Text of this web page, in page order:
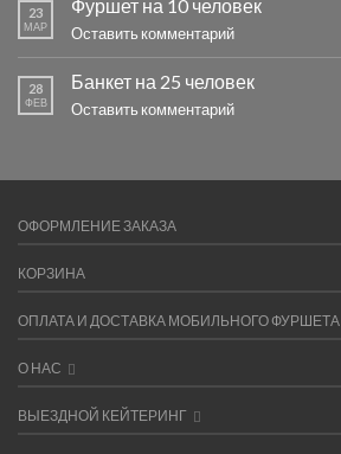
23
МАР
Фуршет на 10 человек
Оставить комментарий
28
ФЕВ
Банкет на 25 человек
Оставить комментарий
ОФОРМЛЕНИЕ ЗАКАЗА
КОРЗИНА
ОПЛАТА И ДОСТАВКА МОБИЛЬНОГО ФУРШЕТА
О НАС
ВЫЕЗДНОЙ КЕЙТЕРИНГ